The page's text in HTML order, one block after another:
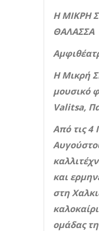
Η ΜΙΚΡΗ
ΘΑΛΑΣΣΑ
Η Μικρή
μουσικό
Valitsa,
Από τις 4
και
στη
ομάδας